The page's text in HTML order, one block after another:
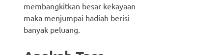
membangkitkan besar kekayaan
maka menjumpai hadiah berisi
banyak peluang.